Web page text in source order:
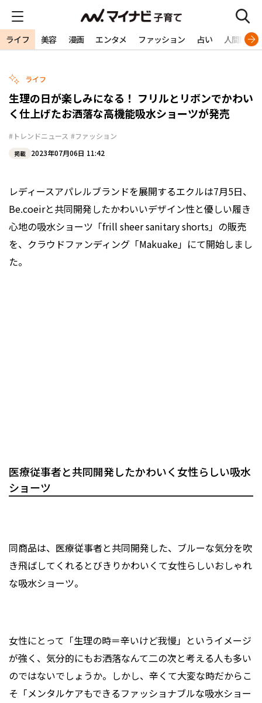
ライフ 美容 漫画 エンタメ ファッション 占い 人間関係
ライフ
生理の日が楽しみになる！ フリルとリボンでかわい
く仕上げたお洒落な高機能吸水ショーツが発売
#トレンドニュース #ファッション
掲載 2023年07月06日 11:42
レディースアパレルブランドを展開するエクルは7月5日、
Be.coeirと共同開発したかわいいデザイン性と優しい履き
心地の吸水ショーツ「frill sheer sanitary shorts」の販売
を、クラウドファンディング「Makuake」にて開始しまし
た。
医療従事者と共同開発したかわいく女性らしい吸水
ショーツ
同商品は、医療従事者と共同開発した、ブルーな気分を吹
き飛ばしてくれるとびきりかわいくて女性らしいおしゃれ
な吸水ショーツ。
女性にとって「生理の時＝辛いけど我慢」というイメージ
が強く、気分的にもお洒落なんて二の次と考える人も多い
のではないでしょうか。しかし、辛くて大変な時だからこ
そ「メンタルケアもできるファッショナブルな吸水ショー